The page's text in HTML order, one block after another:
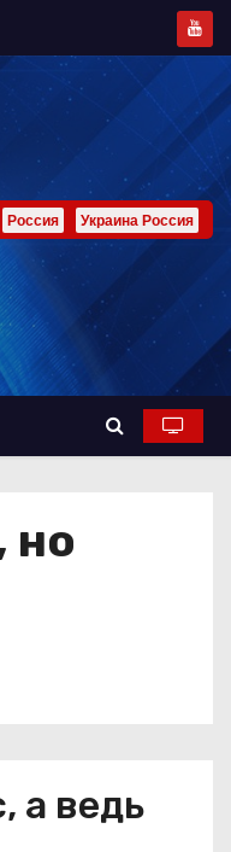
Россия Украина Россия
но
а ведь